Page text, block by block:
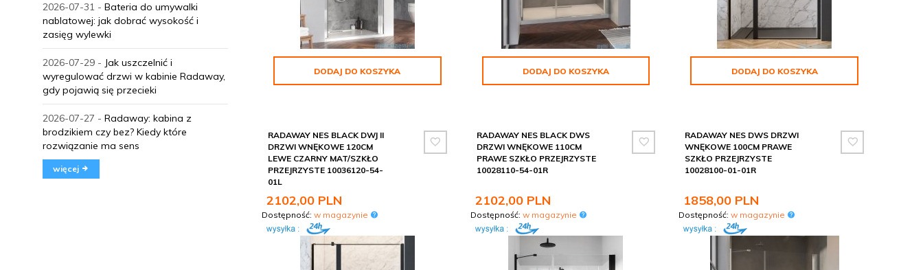
2026-07-31 - Bateria do umywalki
nablatowej: jak dobrać wysokość i
zasięg wylewki
2026-07-29 - Jak uszczelnić i
wyregulować drzwi w kabinie Radaway,
gdy pojawią się przecieki
2026-07-27 - Radaway: kabina z
brodzikiem czy bez? Kiedy które
rozwiązanie ma sens
więcej
DODAJ DO KOSZYKA DODAJ DO KOSZYKA DODAJ DO KOSZYKA
RADAWAY NES BLACK DWJ II
DRZWI WNĘKOWE 120CM
LEWE CZARNY MAT/SZKŁO
PRZEJRZYSTE 10036120-54-
01L
2102,00 PLN
Dostępność: w magazynie
RADAWAY NES BLACK DWS
DRZWI WNĘKOWE 110CM
PRAWE SZKŁO PRZEJRZYSTE
10028110-54-01R
2102,00 PLN
Dostępność: w magazynie
RADAWAY NES DWS DRZWI
WNĘKOWE 100CM PRAWE
SZKŁO PRZEJRZYSTE
10028100-01-01R
1858,00 PLN
Dostępność:w magazynie